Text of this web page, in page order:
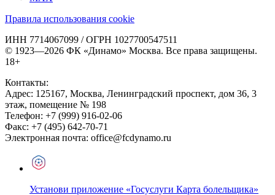
Правила использования cookie
ИНН 7714067099 / ОГРН 1027700547511
© 1923—2026 ФК «Динамо» Москва. Все права защищены.
18+
Контакты:
Адрес: 125167, Москва, Ленинградский проспект, дом 36, 3
этаж, помещение № 198
Телефон: +7 (999) 916-02-06
Факс: +7 (495) 642-70-71
Электронная почта: office@fcdynamo.ru
Установи приложение «Госуслуги Карта болельщика»